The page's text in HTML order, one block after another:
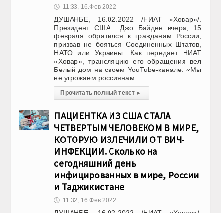
🕔 11:33, 16.Фев 2022
ДУШАНБЕ, 16.02.2022 /НИАТ «Ховар»/.
Президент США Джо Байден вчера, 15
февраля обратился к гражданам России,
призвав не бояться Соединенных Штатов,
НАТО или Украины. Как передает НИАТ
«Ховар», трансляцию его обращения вел
Белый дом на своем YouTube-канале. «Мы
не угрожаем россиянам
Прочитать полный текст ▸
ПАЦИЕНТКА ИЗ США СТАЛА
ЧЕТВЕРТЫМ ЧЕЛОВЕКОМ В МИРЕ,
КОТОРУЮ ИЗЛЕЧИЛИ ОТ ВИЧ-
ИНФЕКЦИИ. Сколько на
сегодняшний день
инфицированных в мире, России
и Таджикистане
🕔 11:32, 16.Фев 2022